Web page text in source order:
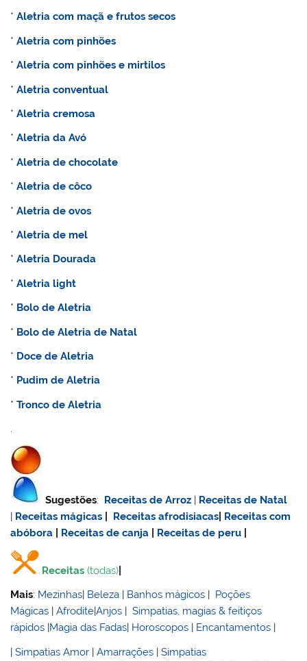
*Aletria com maçã e frutos secos
*Aletria com pinhões
*Aletria com pinhões e mirtilos
*Aletria conventual
*Aletria cremosa
*Aletria da Avó
*Aletria de chocolate
*Aletria de côco
*Aletria de ovos
*Aletria de mel
*Aletria Dourada
*Aletria light
* Bolo deAletria
* Bolo deAletria de Natal
* Doce deAletria
* Pudim deAletria
*Tronco deAletria
.
Sugestões: Receitas de Arroz
Receitas de Natal
Receitas mágicas Receitas afrodisiacas
Receitas com
abóbora
Receitas de canja Receitas de peru
Receitas (todas)
Mais: Mezinhas| Beleza | Banhos mágicos | Poções
Mágicas |Afrodite|Anjos |Simpatias, magias & feitiços
rápidos |Magia das Fadas| Horoscopos | Encantamentos |
|Simpatias Amor |Amarrações |Simpatias